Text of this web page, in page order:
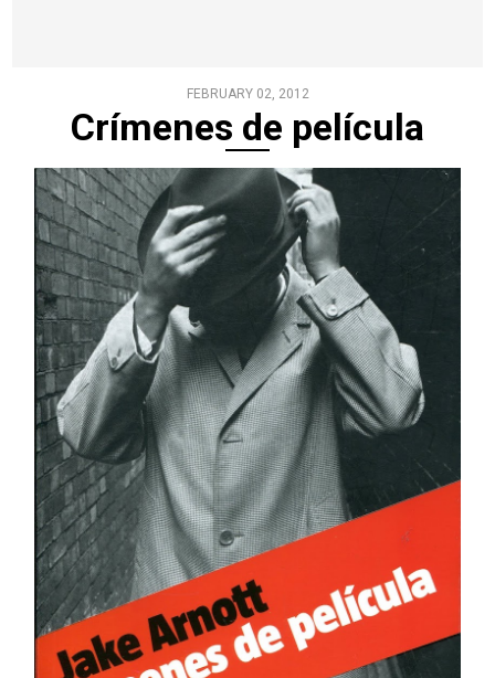
FEBRUARY 02, 2012
Crímenes de película